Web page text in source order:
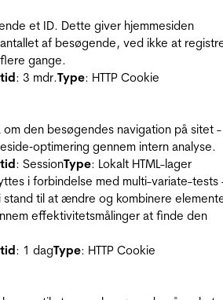
et ID. Dette giver hjemmesiden
af besøgende, ved ikke at
gange.
: 3 mdr.Type: HTTP Cookie
om den besøgendes navigation på sitet -
gennem intern analyse.
: SessionType: Lokalt HTML-lager
i forbindelse med multi-variate-tests
stand til at ændre og kombinere
effektivitetsmålinger at finde den
: 1 dagType: HTTP Cookie